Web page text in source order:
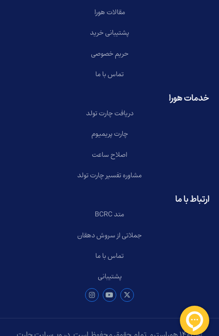
مقالات هورا
پشتیبانی خرید
حریم خصوصی
تماس با ما
خدمات هورا
دریافت چارت تولد
چارت پریمیوم
اصلاح ساعت
مشاوره تفسیر چارت تولد
ارتباط با ما
متد BCRC
جملاتی از سروش دهقان
تماس با ما
پشتیبانی